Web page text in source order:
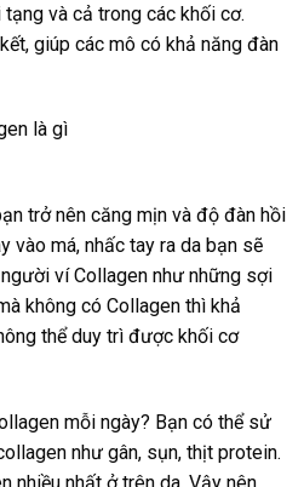
và cả trong các khối cơ.
giúp các mô có khả năng đàn
trở nên căng mịn và độ đàn hồi
vào má, nhấc tay ra da bạn sẽ
ví Collagen như những sợi
không có Collagen thì khả
thể duy trì được khối cơ
mỗi ngày? Bạn có thể sử
như gân, sụn, thịt protein.